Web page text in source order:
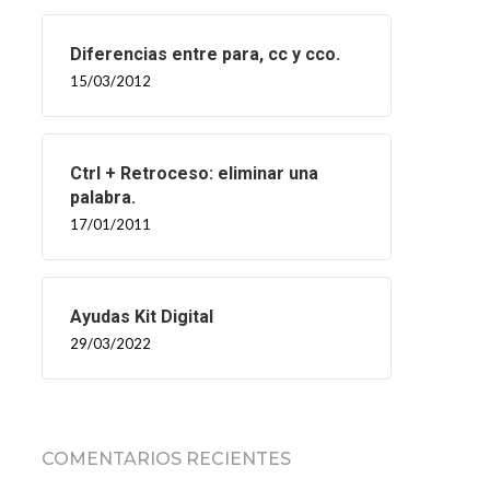
Diferencias entre para, cc y cco.
15/03/2012
Ctrl + Retroceso: eliminar una
palabra.
17/01/2011
Ayudas Kit Digital
29/03/2022
COMENTARIOS RECIENTES